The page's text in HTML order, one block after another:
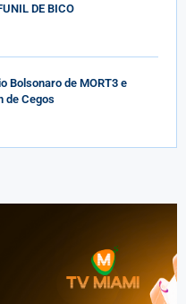
DE BICO
Bolsonaro de MORT3 e
de Cegos